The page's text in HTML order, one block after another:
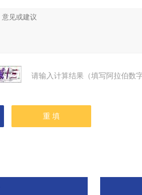
请输入计算结果（填写阿拉伯数